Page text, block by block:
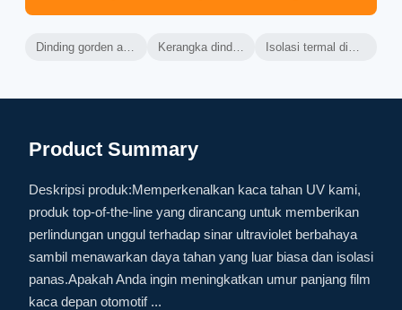
Dinding gorden aluminium berventilasi Kerangka dinding tirai aluminium Isolasi termal dinding tirai berventilasi
Product Summary
Deskripsi produk:Memperkenalkan kaca tahan UV kami,
produk top-of-the-line yang dirancang untuk memberikan
perlindungan unggul terhadap sinar ultraviolet berbahaya
sambil menawarkan daya tahan yang luar biasa dan isolasi
panas.Apakah Anda ingin meningkatkan umur panjang film
kaca depan otomotif ...